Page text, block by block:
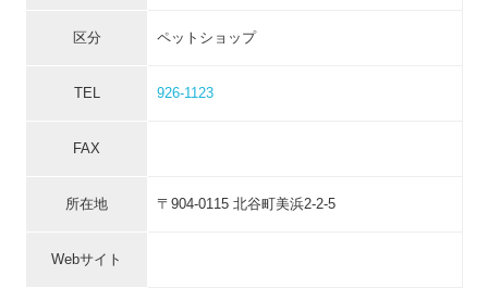
区分 ペットショップ
TEL 926-1123
FAX
所在地 〒904-0115 北谷町美浜2-2-5
Webサイト